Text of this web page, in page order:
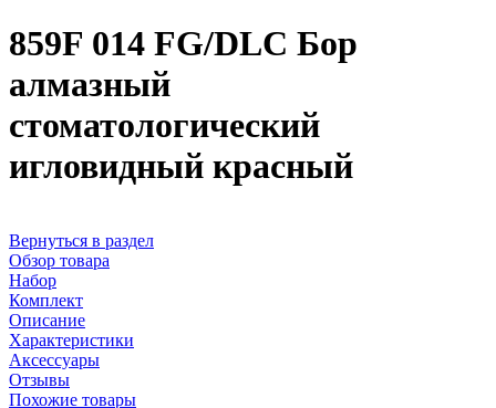
859F 014 FG/DLC Бор
алмазный
стоматологический
игловидный красный
Вернуться в раздел
Обзор товара
Набор
Комплект
Описание
Характеристики
Аксессуары
Отзывы
Похожие товары